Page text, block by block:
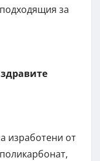
за
изработени от